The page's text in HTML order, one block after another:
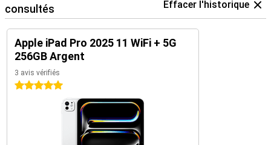
consultés
Effacer l'historique
Apple iPad Pro 2025 11 WiFi + 5G
256GB Argent
3 avis vérifiés
5 étoiles